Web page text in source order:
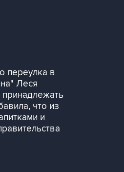
переулка в
Леся
что из
и